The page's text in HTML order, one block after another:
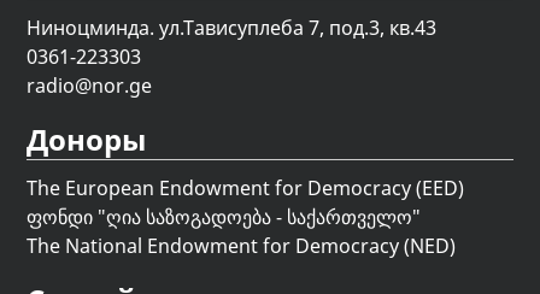
Ниноцминда. ул.Тависуплеба 7, под.3, кв.43
0361-223303
radio@nor.ge
Доноры
The European Endowment for Democracy (EED)
ფონდი "ღია საზოგადოება - საქართველო"
The National Endowment for Democracy (NED)